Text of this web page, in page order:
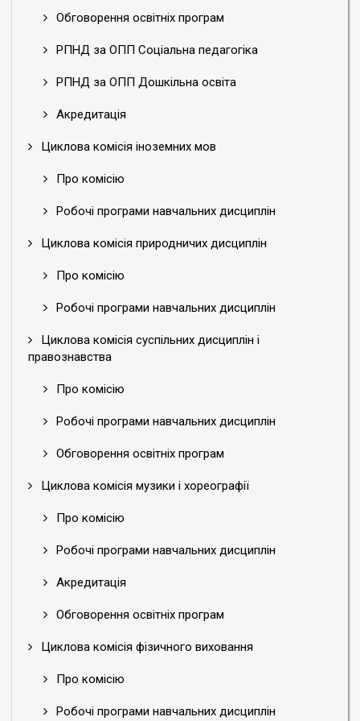
Обговорення освітніх програм
РПНД за ОПП Соціальна педагогіка
РПНД за ОПП Дошкільна освіта
Акредитація
Циклова комісія іноземних мов
Про комісію
Робочі програми навчальних дисциплін
Циклова комісія природничих дисциплін
Про комісію
Робочі програми навчальних дисциплін
Циклова комісія суспільних дисциплін і
правознавства
Про комісію
Робочі програми навчальних дисциплін
Обговорення освітніх програм
Циклова комісія музики і хореографії
Про комісію
Робочі програми навчальних дисциплін
Акредитація
Обговорення освітніх програм
Циклова комісія фізичного виховання
Про комісію
Робочі програми навчальних дисциплін